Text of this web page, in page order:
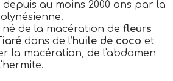
au moins 2000 ans par la
né de la macération de fleurs
dans de l’huile de coco et
la macération, de l'abdomen